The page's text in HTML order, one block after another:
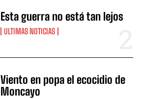
Esta guerra no está tan lejos
ULTIMAS NOTICIAS
Viento en popa el ecocidio de
Moncayo